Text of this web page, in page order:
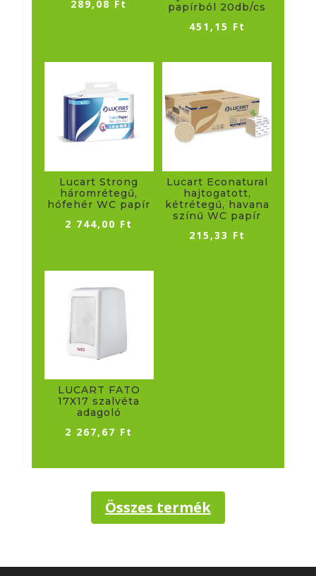
289,08 Ft
papírból 20db/cs
451,15 Ft
Lucart Strong
háromrétegű,
hófehér WC papír
2 744,00 Ft
Lucart Econatural
hajtogatott,
kétrétegű, havana
színű WC papír
215,33 Ft
LUCART FATO
17X17 szalvéta
adagoló
2 267,67 Ft
Összes termék